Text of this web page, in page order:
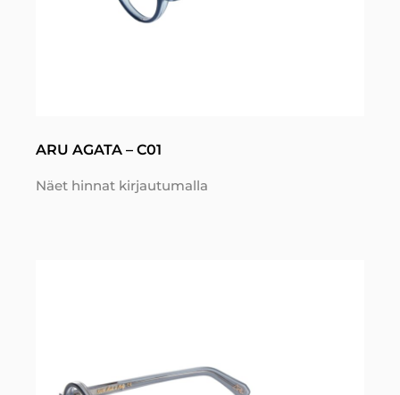
ARU AGATA – C01
Näet hinnat kirjautumalla